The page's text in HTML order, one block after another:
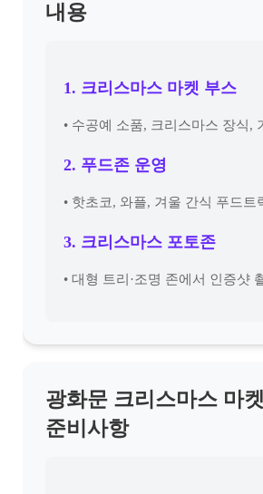
내용
1. 크리스마스 마켓 부스
• 수공예 소품, 크리스마스 장식,
2. 푸드존 운영
• 핫초코, 와플, 겨울 간식 푸드트
3. 크리스마스 포토존
• 대형 트리·조명 존에서 인증샷
광화문 크리스마스 마
준비사항